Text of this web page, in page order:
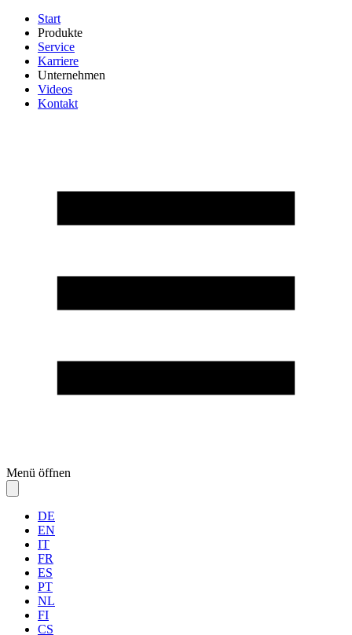
Start
Produkte
Service
Karriere
Unternehmen
Videos
Kontakt
Menü öffnen
DE
EN
IT
FR
ES
PT
NL
FI
CS